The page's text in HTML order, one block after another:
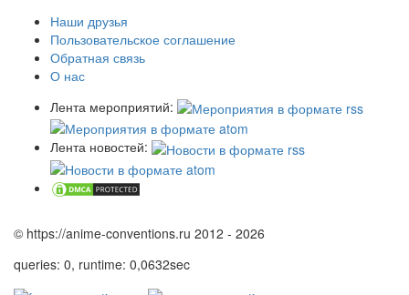
Наши друзья
Пользовательское соглашение
Обратная связь
О нас
Лента мероприятий:
Лента новостей:
© https://anime-conventions.ru 2012 - 2026
queries: 0, runtime: 0,0632sec